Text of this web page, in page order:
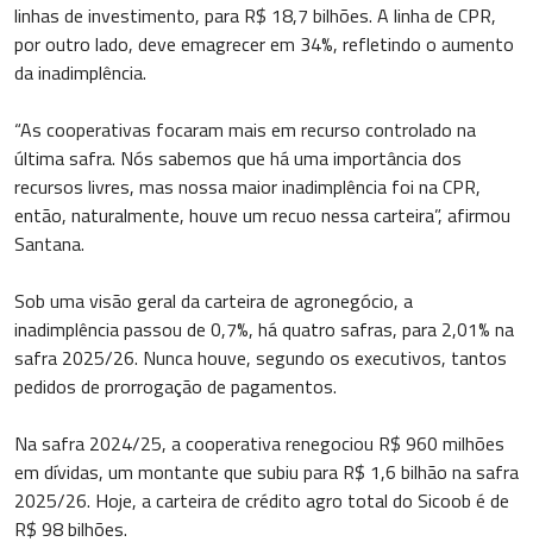
linhas de investimento, para R$ 18,7 bilhões. A linha de CPR,
por outro lado, deve emagrecer em 34%, refletindo o aumento
da inadimplência.
“As cooperativas focaram mais em recurso controlado na
última safra. Nós sabemos que há uma importância dos
recursos livres, mas nossa maior inadimplência foi na CPR,
então, naturalmente, houve um recuo nessa carteira”, afirmou
Santana.
Sob uma visão geral da carteira de agronegócio, a
inadimplência passou de 0,7%, há quatro safras, para 2,01% na
safra 2025/26. Nunca houve, segundo os executivos, tantos
pedidos de prorrogação de pagamentos.
Na safra 2024/25, a cooperativa renegociou R$ 960 milhões
em dívidas, um montante que subiu para R$ 1,6 bilhão na safra
2025/26. Hoje, a carteira de crédito agro total do Sicoob é de
R$ 98 bilhões.